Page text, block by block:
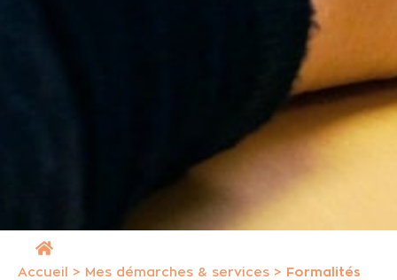
Accueil > Mes démarches & services > Formalités